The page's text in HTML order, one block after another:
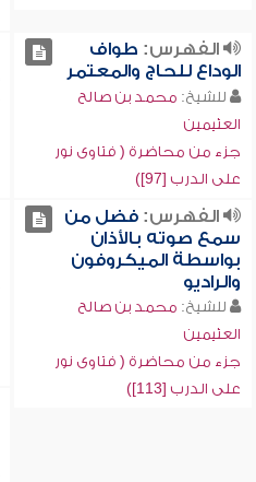
الفهرس: طواف
الوداع للحاج والمعتمر
للشيخ: محمد بن صالح
العثيمين
جزء من محاضرة ( فتاوى نور
على الدرب [97])
الفهرس:فضل من
سمع صوته بالأذان
بواسطة الميكروفون
والراديو
للشيخ: محمد بن صالح
العثيمين
جزء من محاضرة ( فتاوى نور
على الدرب [113])